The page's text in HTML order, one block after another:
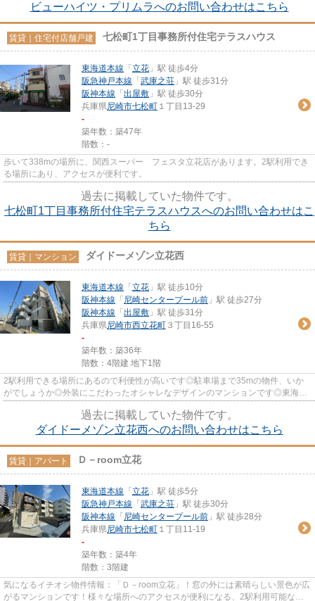
ビューハイツ・プリムラへのお問い合わせはこちら
賃貸｜住宅付店舗戸建 七松町1丁目事務所付住宅テラスハウス
東海道本線 「 立花 」駅 徒歩4分
阪急神戸本線 「 武庫之荘 」駅 徒歩31分
阪神本線 「 出屋敷 」駅 徒歩30分
兵庫県尼崎市七松町 １丁目13-29
-
築年数：築47年
階数：-
歩いて338mの場所に、関西スーパー フェスタ立花店があります。2駅利用でき
る場所にあり、アクセスが便利です。
過去に掲載していた物件です。
七松町1丁目事務所付住宅テラスハウスへのお問い合わせはこ
ちら
賃貸｜マンション ダイドーメゾン立花西
東海道本線 「 立花 」駅 徒歩10分
阪神本線 「 尼崎センタープール前 」駅 徒歩27分
阪神本線 「 出屋敷 」駅 徒歩31分
兵庫県尼崎市西立花町 ３丁目16-55
-
築年数：築36年
階数：4階建 地下1階
2駅利用できる場所にあるので利便性が高いです◎駐車場まで35mの物件、いか
がでしょうか◎外装にこだわったオシャレなデザインのマンションです◎東海
過去に掲載していた物件です。
ダイドーメゾン立花西へのお問い合わせはこちら
賃貸｜アパート Ｄ－room立花
東海道本線 「 立花 」駅 徒歩5分
阪急神戸本線 「 武庫之荘 」駅 徒歩30分
阪神本線 「 尼崎センタープール前 」駅 徒歩28分
兵庫県尼崎市七松町 １丁目11-19
-
築年数：築4年
階数：3階建
気になるイチオシ物件情報：「Ｄ－room立花」！窓の外には素晴らしい景色が広
がるマンションです！様々な場所へのアクセスが便利になる、2駅利用可能なマ